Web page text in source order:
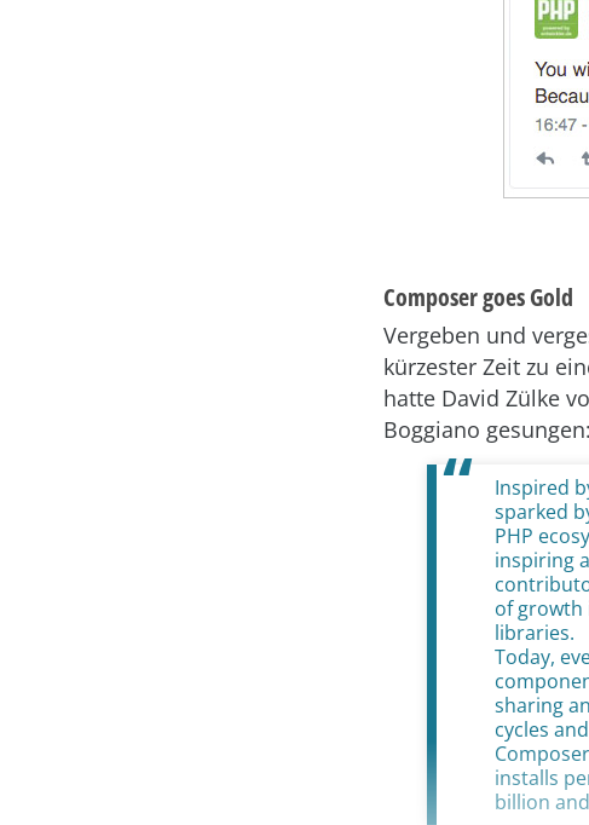
Composer goes Gold
Vergeben und
kürzester Zeit zu
hatte David Zülke
Boggiano gesungen:
Inspired
sparked
PHP
inspiring
of growth
libraries.
Today,
sharing
cycles
installs
billion